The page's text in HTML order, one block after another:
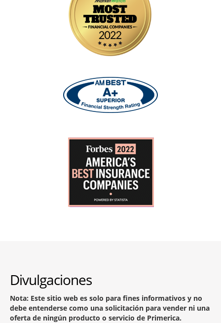
Divulgaciones
Nota: Este sitio web es solo para fines informativos y no
debe entenderse como una solicitación para vender ni una
oferta de ningún producto o servicio de Primerica.